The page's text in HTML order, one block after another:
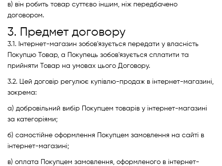
в) він робить товар суттєво іншим, ніж передбачено
договором.
3. Предмет договору
3.1. Інтернет-магазин зобов'язується передати у власність
Покупцю Товар, а Покупець зобов'язується сплатити та
прийняти Товар на умовах цього Договору.
3.2. Цей договір регулює купівлю-продаж в інтернет-магазині,
зокрема:
а) добровільний вибір Покупцем товарів у інтернет-магазині
за категоріями;
б) самостійне оформлення Покупцем замовлення на сайті в
інтернет-магазині;
в) оплата Покупцем замовлення, оформленого в інтернет-